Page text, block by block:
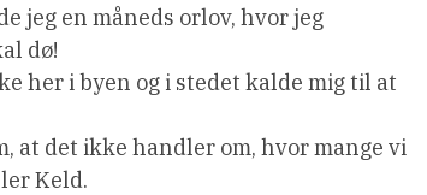
jeg en måneds orlov, hvor jeg
dø!
her i byen og i stedet kalde mig til at
at det ikke handler om, hvor mange vi
Keld.